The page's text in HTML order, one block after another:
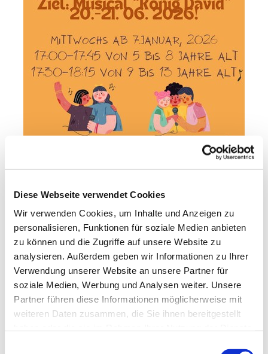
Diese Webseite verwendet Cookies
Wir verwenden Cookies, um Inhalte und Anzeigen zu
personalisieren, Funktionen für soziale Medien anbieten
zu können und die Zugriffe auf unsere Website zu
analysieren. Außerdem geben wir Informationen zu Ihrer
Verwendung unserer Website an unsere Partner für
soziale Medien, Werbung und Analysen weiter. Unsere
Partner führen diese Informationen möglicherweise mit
weiteren Daten zusammen, die Sie ihnen bereitgestellt